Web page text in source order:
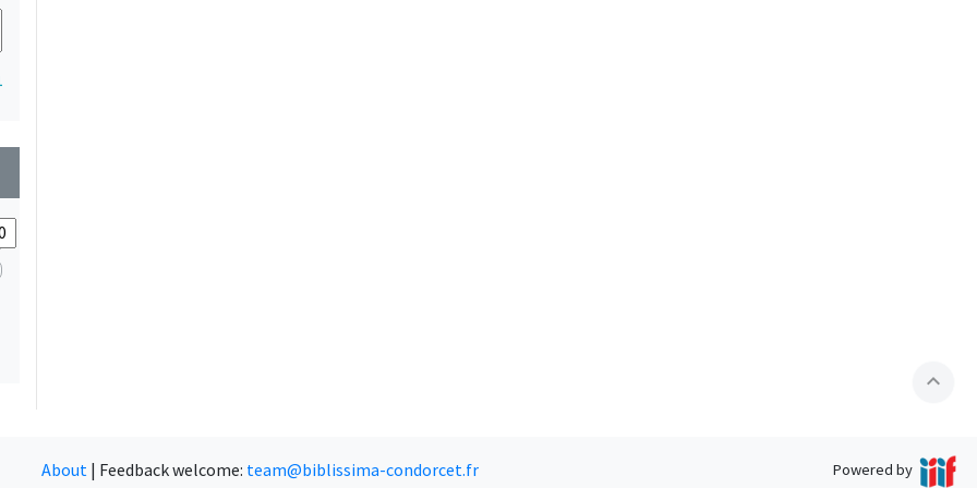
expand_less
About | Feedback welcome: team@biblissima-condorcet.fr Powered by